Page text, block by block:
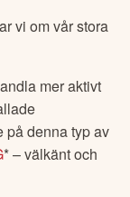
vi om vår stora
mer aktivt
på denna typ av
* – välkänt och